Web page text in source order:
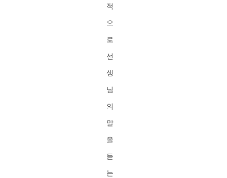
적
으
로
선
생
님
의
말
을
듣
는